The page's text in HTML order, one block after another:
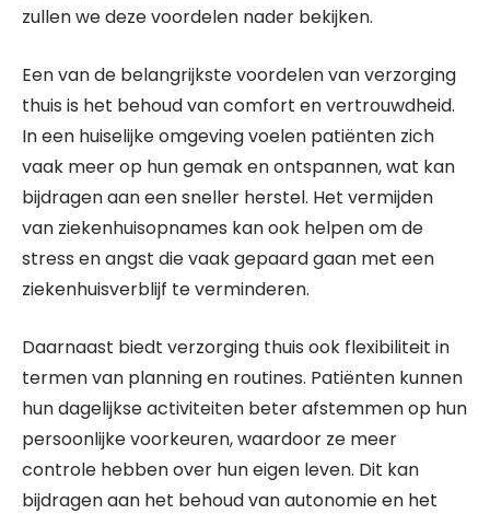
zullen we deze voordelen nader bekijken.
Een van de belangrijkste voordelen van verzorging
thuis is het behoud van comfort en vertrouwdheid.
In een huiselijke omgeving voelen patiënten zich
vaak meer op hun gemak en ontspannen, wat kan
bijdragen aan een sneller herstel. Het vermijden
van ziekenhuisopnames kan ook helpen om de
stress en angst die vaak gepaard gaan met een
ziekenhuisverblijf te verminderen.
Daarnaast biedt verzorging thuis ook flexibiliteit in
termen van planning en routines. Patiënten kunnen
hun dagelijkse activiteiten beter afstemmen op hun
persoonlijke voorkeuren, waardoor ze meer
controle hebben over hun eigen leven. Dit kan
bijdragen aan het behoud van autonomie en het